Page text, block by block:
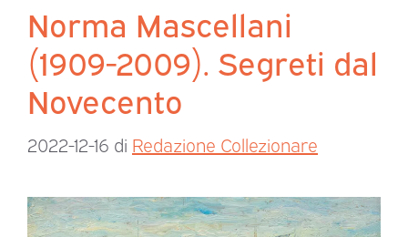
Norma Mascellani
(1909-2009). Segreti dal
Novecento
2022-12-16 di Redazione Collezionare